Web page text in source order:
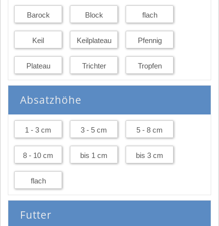
Barock Block flach
Keil Keilplateau Pfennig
Plateau Trichter Tropfen
Absatzhöhe
1 - 3 cm 3 - 5 cm 5 - 8 cm
8 - 10 cm bis 1 cm bis 3 cm
flach
Futter